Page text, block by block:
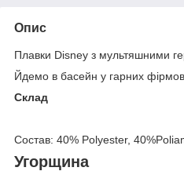
Опис
Плавки Disney з мультяшними
Йдемо в басейн у гарних
Склад
Состав: 40% Polyester,
Угорщина